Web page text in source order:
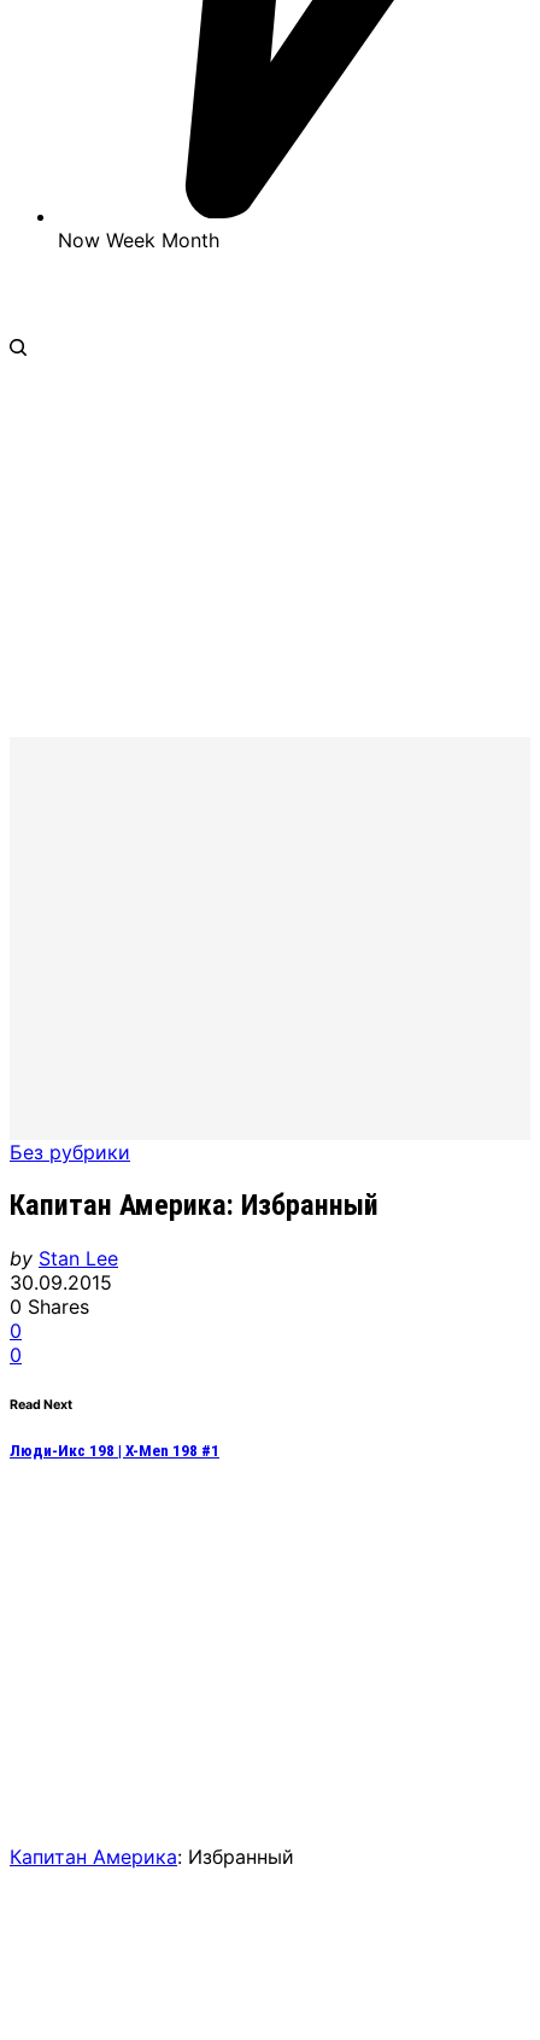
Now Week Month
Без рубрики
Капитан Америка: Избранный
by Stan Lee
30.09.2015
0 Shares
0
0
Read Next
Люди-Икс 198 | X-Men 198 #1
Капитан Америка: Избранный